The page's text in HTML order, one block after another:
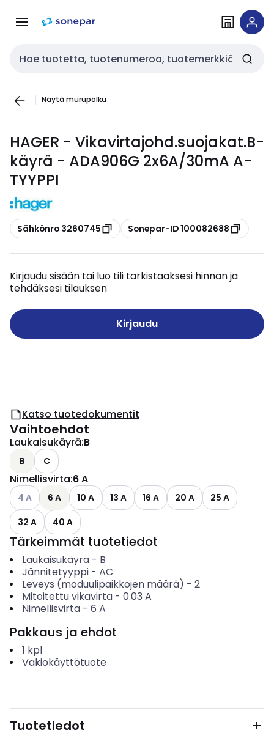
navigointiinsisältöön
Haku
Näytä murupolku
HAGER - Vikavirtajohd.suojakat.B-
käyrä - ADA906G 2x6A/30mA A-
TYYPPI
Kopioi
Sähkönro 3260745 Kopioi
Sonepar-ID 100082688
Kirjaudu sisään tai luo tili tarkistaaksesi hinnan ja
tehdäksesi tilauksen
Kirjaudu
Katso tuotedokumentit
Vaihtoehdot
Laukaisukäyrä:B
B C
Nimellisvirta:6 A
Katso käytettävissä olevat vaihtoehdot
4 A 6 A 10 A 13 A 16 A 20 A
25 A
32 A
40 A
Tärkeimmät tuotetiedot
Laukaisukäyrä- B
Jännitetyyppi- AC
Leveys (moduulipaikkojen määrä) - 2
Mitoitettu vikavirta- 0.03 A
Nimellisvirta- 6 A
Pakkaus ja ehdot
1 kpl
Vakiokäyttötuote
Tuotetiedot